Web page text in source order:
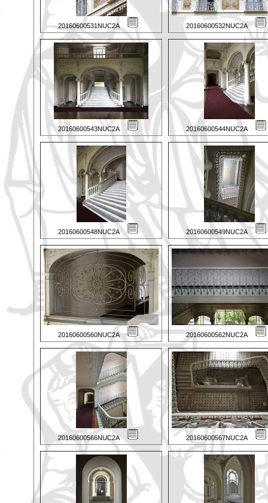
20160600531NUC2A 20160600532NUC2A
20160600543NUC2A 20160600544NUC2A
20160600548NUC2A 20160600549NUC2A
20160600560NUC2A 20160600562NUC2A
20160600566NUC2A 20160600567NUC2A